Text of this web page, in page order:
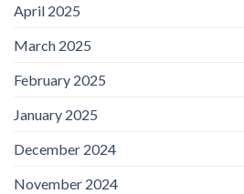
April 2025
March 2025
February 2025
January 2025
December 2024
November 2024